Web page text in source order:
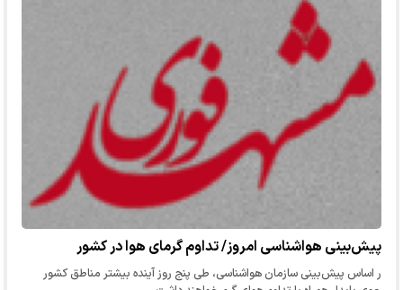
پیش‌بینی هواشناسی امروز/ تداوم گرمای هوا در کشور
ر اساس پیش‌بینی سازمان هواشناسی، طی پنج روز آینده بیشتر مناطق کشور